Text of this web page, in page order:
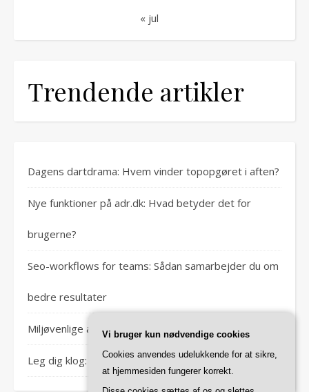
« jul
Trendende artikler
Dagens dartdrama: Hvem vinder topopgøret i aften?
Nye funktioner på adr.dk: Hvad betyder det for
brugerne?
Seo-workflows for teams: Sådan samarbejder du om
bedre resultater
Miljøvenlige alternativer til traditionel algerens
Leg dig klog: Derfor er leg vigtig for børns udvikling
Vi bruger kun nødvendige cookies
Cookies anvendes udelukkende for at sikre,
at hjemmesiden fungerer korrekt.